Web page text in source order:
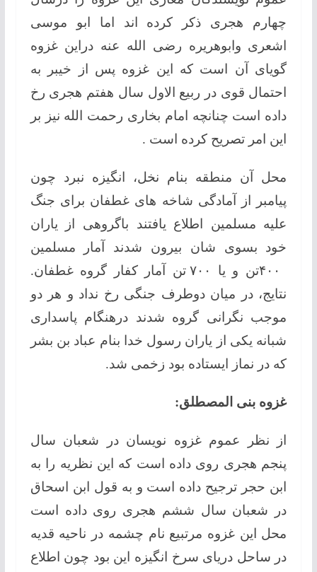
چهارم هجری ذکر کرده اند اما ابو موسی
اشعری وابوهریره رضی الله عنه دراین غزوه
گویای آن است که این غزوه پس از خیبر به
احتمال قوی در ربیع الاول سال هفتم هجری رخ
داده است چنانچه امام بخاری رحمت الله نیز بر
این امر تصریح کرده است .
محل آن منطقه بنام نخل، انگیزه نبرد چون
پیامبر از آمادگی شاخه های غطفان برای جنگ
علیه مسلمین اطلاع یافتند باگروهی از یاران
خود بسوی شان بیرون شدند آمار مسلمین
۴۰۰تن و یا ۷۰۰ تن آمار کفار گروه غطفان.
نتایج، در میان دوطرف جنگی رخ نداد و هر دو
موجب نگرانی گروه شدند درهنگام پاسداری
شبانه یکی از یاران رسول خدا بنام عباد بن بشر
که در نماز ایستاده بود زخمی شد.
غزوه بنی المصطلق:
از نظر عموم غزوه نویسان در شعبان سال
پنجم هجری روی داده است که این نظریه را به
ابن حجر ترجیح داده است و به قول ابن اسحاق
در شعبان سال ششم هجری روی داده است
محل این غزوه مرتبیع نام چشمه در ناحیه قدیه
در ساحل دریای سرخ انگیزه این بود چون اطلاع